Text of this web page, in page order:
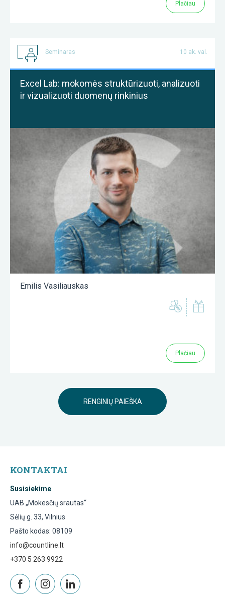
Plačiau
Seminaras 10 ak. val.
Excel Lab: mokomės struktūrizuoti, analizuoti
ir vizualizuoti duomenų rinkinius
Emilis Vasiliauskas
Plačiau
RENGINIŲ PAIEŠKA
KONTAKTAI
Susisiekime
UAB „Mokesčių srautas“
Sėlių g. 33, Vilnius
Pašto kodas: 08109
info@countline.lt
+370 5 263 9922